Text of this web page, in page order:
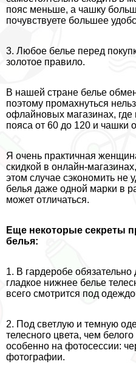
пояс меньше, а чашку
почувствуете большее
3. Любое белье перед
золотое правило.
В нашей стране белье
поэтому промахнуться
офлайновых магазинах,
пояса от 60 до 120 и чашки
Я очень пpaктичная
скидкой в онлайн-
этом случае сэкономить не
белья даже одной марки в
может отличаться.
Еще некоторые секреты
белья:
1. В гардеробе
гладкое нижнее белье
всего смотрится под
2. Под светлую и темную
телесного цвета, чем
особенно на фотосессии:
фотографии.